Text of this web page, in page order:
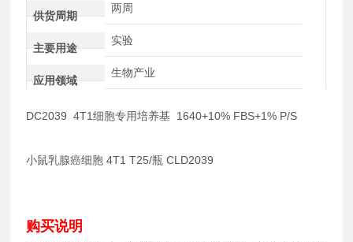
供货周期
两周
主要用途
实验
应用领域
生物产业
DC2039 4T1细胞专用培养基 1640+10% FBS+1% P/S
小鼠乳腺癌细胞 4T1 T25/瓶 CLD2039
购买说明